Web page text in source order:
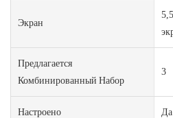
Экран
Предлагается
Комбинированный Набор
3
Настроено Да